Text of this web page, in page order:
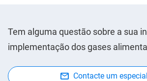
Tem alguma questão sobre a sua
implementação dos gases
Contacte um